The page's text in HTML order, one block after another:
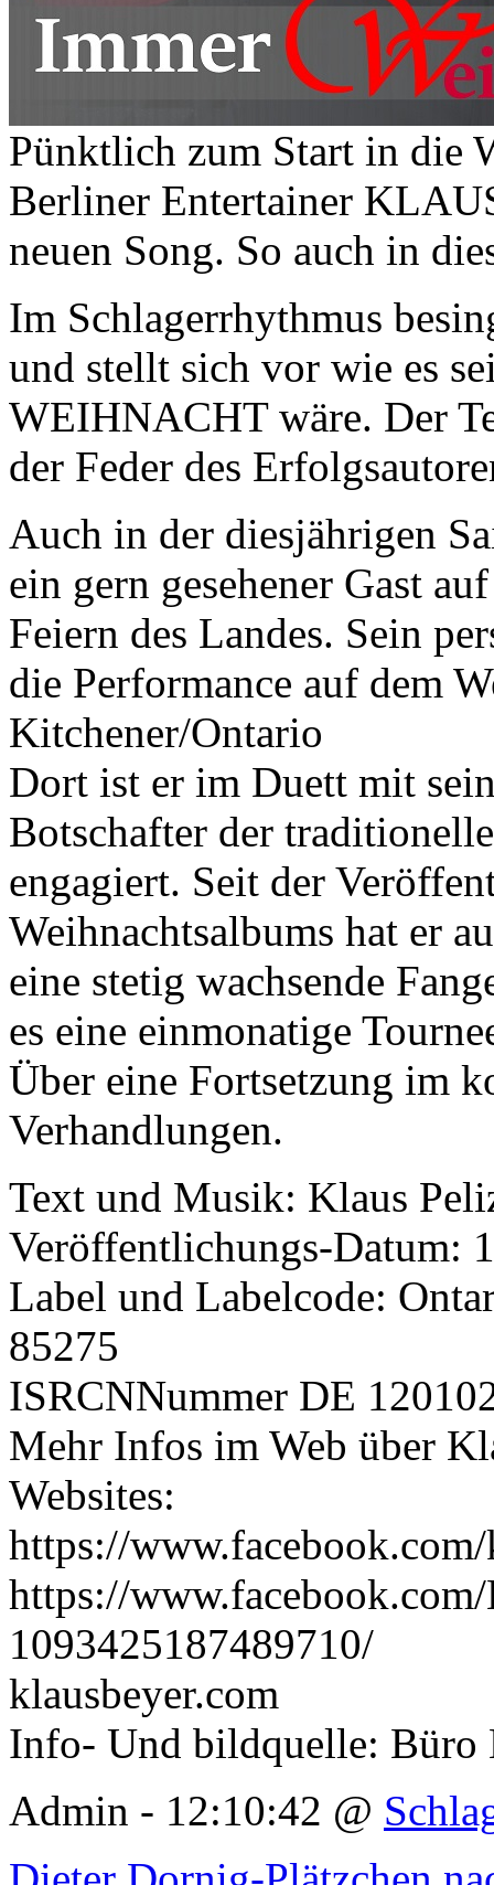
Pünktlich zum Start in die
Berliner Entertainer
neuen Song. So auch in
Im Schlagerrhythmus
und stellt sich vor wie es
WEIHNACHT wäre. Der
der Feder des
Auch in der diesjährigen
ein gern gesehener Gast
Feiern des Landes. Sein
die Performance auf dem
Kitchener/Ontario
Dort ist er im Duett mit
Botschafter der
engagiert. Seit der
Weihnachtsalbums hat er
eine stetig wachsende
es eine einmonatige
Über eine Fortsetzung im
Verhandlungen.
Text und Musik: Klaus
Veröffentlichungs-Datum:
Label und Labelcode:
85275
ISRCNNummer DE
Mehr Infos im Web über
Websites:
https://
https://
1093425187489710/
klausbeyer.com
Info- Und bildquelle: Büro
Admin - 12:10:42 @